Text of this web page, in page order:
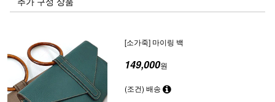
[소가죽] 마이링 백
149,000원
(조건) 배송